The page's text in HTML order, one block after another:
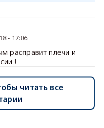
- 17:06
расправит плечи и
!
читать все